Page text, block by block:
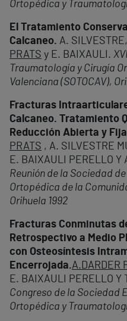
Ortopédica y
El Tratamiento
Calcaneo. A.
PRATS y E. BAIXAULI.
Traumatología y Cirugía
Valenciana (SOTOCAV),
Fracturas
Calcaneo. Tratamiento
Reducción Abierta y
PRATS , A. SILVESTRE
E. BAIXAULI PERELLO Y
Reunión de la Sociedad
Ortopédica de la
Orihuela 1992
Fracturas Conminutas
Retrospectivo a Medio
con Osteosíntesis
Encerrojada.A.DARDER
E. BAIXAULI PERELLO Y
Congreso de la Sociedad
Ortopédica y